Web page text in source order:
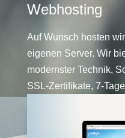
Webhosting
Auf Wunsch hosten
eigenen Server. Wir
modernster Technik,
SSL-Zertifikate, 7-